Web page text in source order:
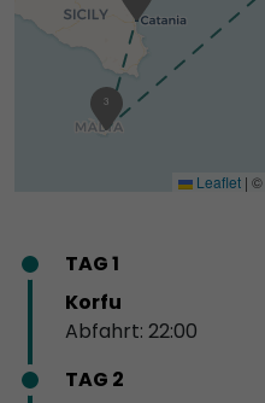
3
Leaflet | ©
TAG 1
Korfu
Abfahrt: 22:00
TAG 2